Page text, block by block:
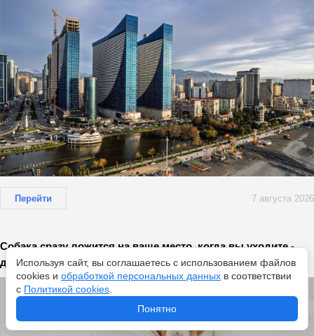
Перейти 7 августа 2026
Собака сразу ложится на ваше место, когда вы уходите -
дело не только в тепле
Используя сайт, вы соглашаетесь с использованием файлов
cookies и обработкой персональных данных в соответствии
с Политикой cookies
Понятно